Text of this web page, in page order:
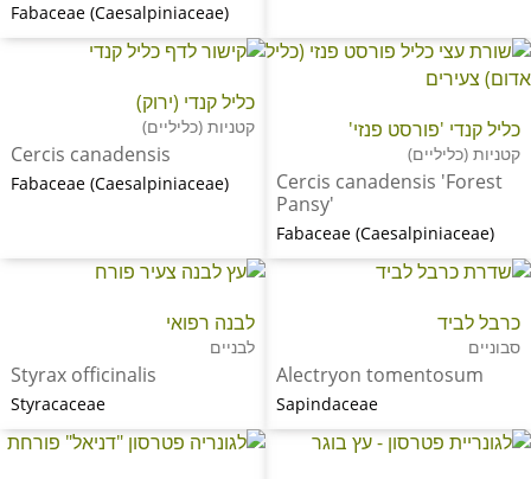
Fabaceae (Caesalpiniaceae)
כליל קנדי 'פורסט פנזי'
קטניות (כליליים)
Cercis canadensis 'Forest
Pansy'
Fabaceae (Caesalpiniaceae)
כליל קנדי (ירוק)
קטניות (כליליים)
Cercis canadensis
Fabaceae (Caesalpiniaceae)
כרבל לביד
סבוניים
Alectryon tomentosum
Sapindaceae
לבנה רפואי
לבניים
Styrax officinalis
Styracaceae